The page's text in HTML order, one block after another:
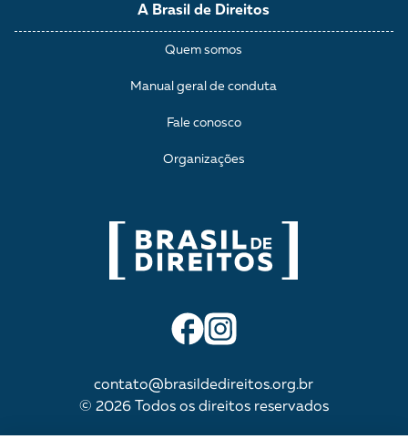
contato@brasildedireitos.org.br
© 2026 Todos os direitos reservados
A Brasil de Direitos
Quem somos
Manual geral de conduta
Fale conosco
Organizações